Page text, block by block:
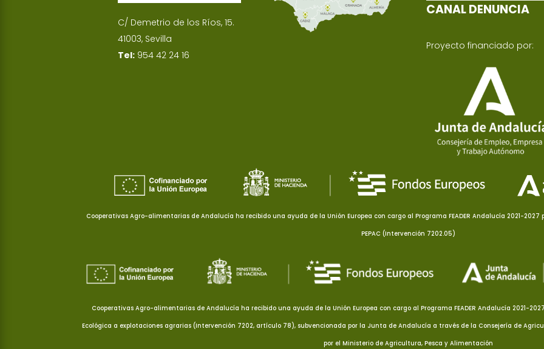
C/ Demetrio de los Ríos, 15.
41003, Sevilla
Tel: 954 42 24 16
CANAL DENUNCIA
Proyecto financiado por:
Cooperativas Agro-alimentarias de Andalucía ha recibido una ayuda de la Unión Europea con cargo al Programa FEADER Andalucía 2021-
PEPAC (Intervención 7202.05)
Cooperativas Agro-alimentarias de Andalucía ha recibido una ayuda de la Unión Europea con cargo al Programa FEADER Andalucía 2021-
Ecológica a explotaciones agrarias (Intervención 7202, artículo 78), subvencionada por la Junta de Andalucía a través de la Consejería de
por el Ministerio de Agricultura, Pesca y Alimentación